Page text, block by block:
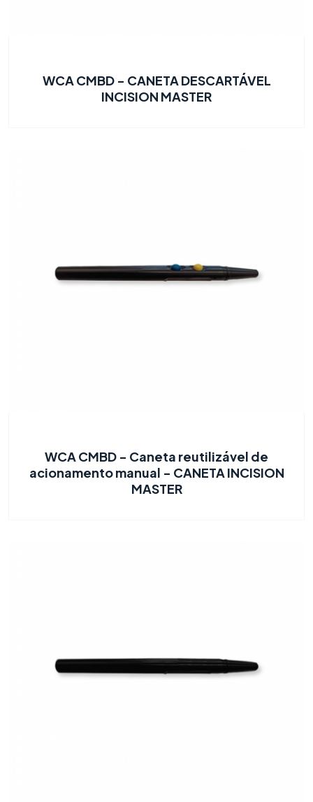
WCA CMBD - CANETA DESCARTÁVEL
INCISION MASTER
WCA CMBD - Caneta reutilizável de
acionamento manual - CANETA INCISION
MASTER